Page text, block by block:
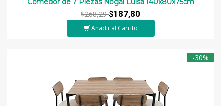
Comedor de 7 Piezas Nogal Luisa 140x80x75cm
$268,29$187,80
Añadir al Carrito
-30%